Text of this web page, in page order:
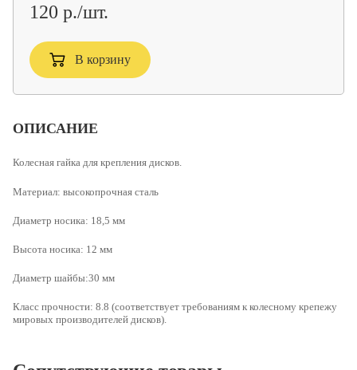
120 р./шт.
В корзину
ОПИСАНИЕ
Колесная гайка для крепления дисков.
Материал: высокопрочная сталь
Диаметр носика: 18,5 мм
Высота носика: 12 мм
Диаметр шайбы:30 мм
Класс прочности: 8.8 (соответствует требованиям к колесному крепежу
мировых производителей дисков).